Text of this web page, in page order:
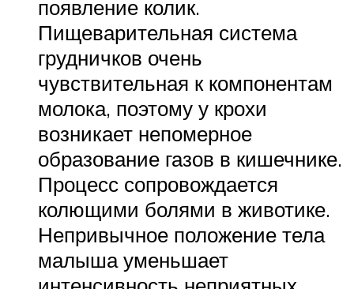
появление колик.
Пищеварительная система
грудничков очень
чувствительная к компонентам
молока, поэтому у крохи
возникает непомерное
образование газов в кишечнике.
Процесс сопровождается
колющими болями в животике.
Непривычное положение тела
малыша уменьшает